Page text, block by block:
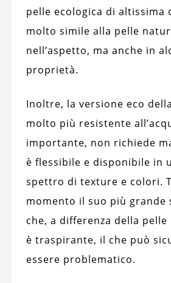
pelle ecologica di altissima
molto simile alla pelle
nell’aspetto, ma anche in
proprietà.
Inoltre, la versione eco
molto più resistente
importante, non richiede
è flessibile e disponibile in
spettro di texture e colori.
momento il suo più grande
che, a differenza della
è traspirante, il che può
essere problematico.